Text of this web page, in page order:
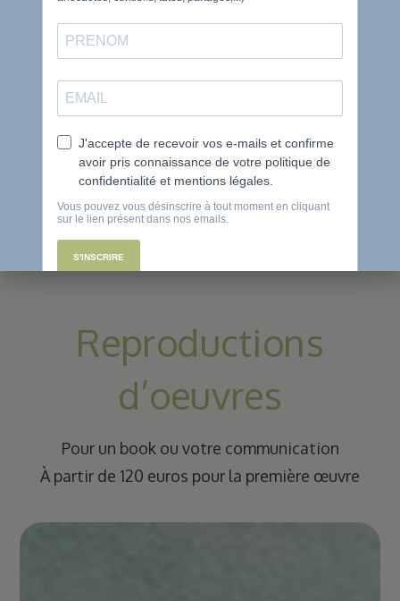
VOIR LES REPORTAGES
D'EXCEPTION
Reproductions
d’oeuvres
Pour un book ou votre communication
À partir de 120 euros pour la première œuvre